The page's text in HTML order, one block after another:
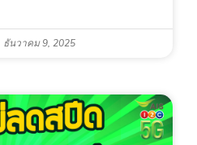
ธันวาคม 9, 2025